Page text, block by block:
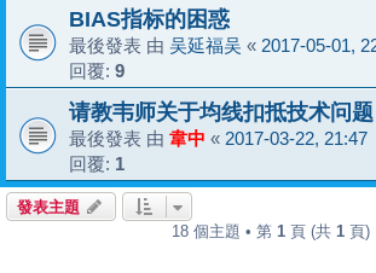
BIAS指标的困惑
最後發表 由 吴延福吴 « 2017-05-01,
回覆: 9
请教韦师关于均线扣抵技术问题
最後發表 由 韋中 « 2017-03-22, 21:47
回覆: 1
發表主題
18 個主題 • 第 1 頁 (共 1 頁)